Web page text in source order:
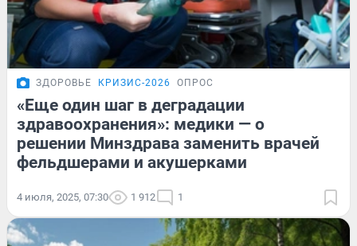
ЗДОРОВЬЕ КРИЗИС-2026 ОПРОС
«Eще один шаг в деградации
здравоохранения»: медики — о
решении Минздрава заменить врачей
фельдшерами и акушерками
4 июля, 2025, 07:30 1 912 1